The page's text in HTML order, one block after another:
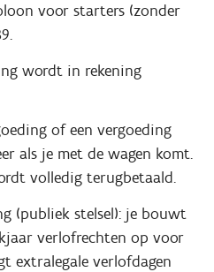
voor starters (zonder
wordt in rekening
of een vergoeding
als je met de wagen komt.
volledig terugbetaald.
(publiek stelsel): je bouwt
verlofrechten op voor
extralegale verlofdagen